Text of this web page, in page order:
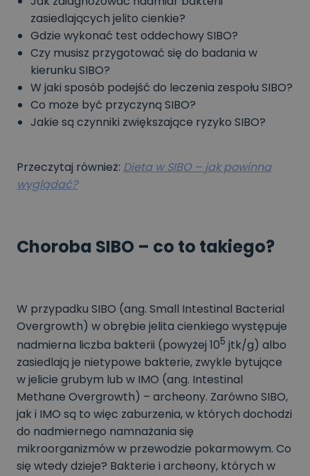
zasiedlających jelito cienkie?
Gdzie wykonać test oddechowy SIBO?
Czy musisz przygotować się do badania w
kierunku SIBO?
W jaki sposób podejść do leczenia zespołu SIBO?
Co może być przyczyną SIBO?
Jakie są czynniki zwiększające ryzyko SIBO?
Przeczytaj również: Dieta w SIBO – jak powinna
wyglądać?
Choroba SIBO – co to takiego?
W przypadku SIBO (ang. Small Intestinal Bacterial
Overgrowth) w obrębie jelita cienkiego występuje
nadmierna liczba bakterii (powyżej 105 jtk/g) albo
zasiedlają je nietypowe bakterie, zwykle bytujące
w jelicie grubym lub w IMO (ang. Intestinal
Methane Overgrowth) – archeony. Zarówno SIBO,
jak i IMO są to więc zaburzenia, w których dochodzi
do nadmiernego namnażania się
mikroorganizmów w przewodzie pokarmowym. Co
się wtedy dzieje? Bakterie i archeony, których w